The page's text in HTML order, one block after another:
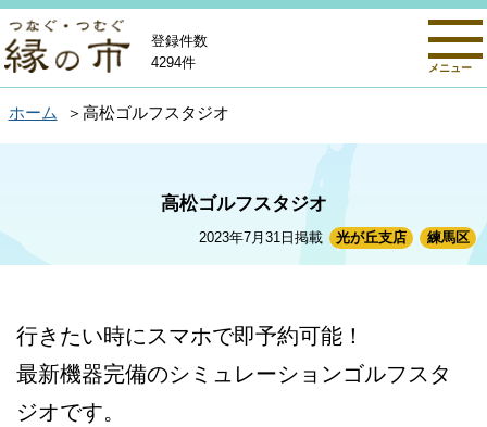
メニュー
登録件数
4294件
ホーム 高松ゴルフスタジオ
2023年7月31日掲載 光が丘支店 練馬区
高松ゴルフスタジオ
行きたい時にスマホで即予約可能！
最新機器完備のシミュレーションゴルフスタ
ジオです。